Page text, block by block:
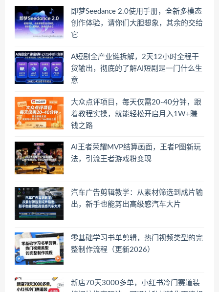
即梦Seedance 2.0使用手册，全新多模态
创作体验，请你们大胆想象，其余的交给
它
A短剧全产业链拆解，2天12小时全程干
货输出，彻底的了解AI短剧是一门什么生
意
大众点评项目，每天仅需20-40分钟，跟
着教程实操，就能轻松开启月入1W+賺
钱之路
AI王者荣耀MVP结算画面，王者P图新玩
法，引流王者游戏粉变现
汽车广告剪辑教学：从素材筛选到成片输
出，新手也能剪出高级感汽车大片
零基础学习书单剪辑，热门视频类型的完
整制作流程（更新2026）
新店70天3000多单，小红书冷门赛道装